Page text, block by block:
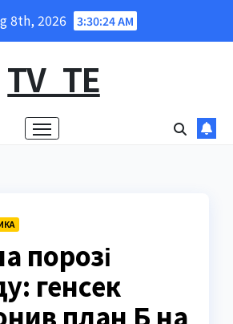
8th, 2026 3:30:25 AM
TV_TE
порозі
генсек
план Б на